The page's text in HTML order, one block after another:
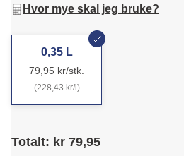
Hvor mye skal jeg bruke?
0,35 L
79,95 kr/stk.
(228,43 kr/l)
Totalt: kr 79,95